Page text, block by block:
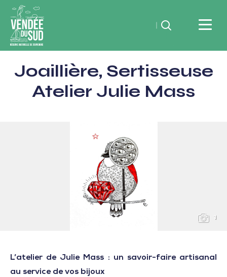
Vendée
naturelle
Rechercher
Joaillière, Sertisseuse
Atelier Julie Mass
1
L’atelier de Julie Mass : un savoir-faire artisanal
au service de vos bijoux